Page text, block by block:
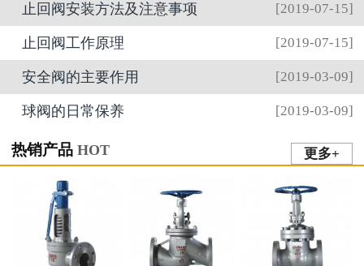
[2019-07-15]
止回阀安装方法及注意事项
[2019-07-15]
止回阀工作原理
[2019-03-09]
安全阀的主要作用
[2019-03-09]
球阀的日常保养
热销产品 HOT 更多+